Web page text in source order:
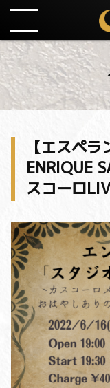
【エスペ
ENRIQUE
スコーロ